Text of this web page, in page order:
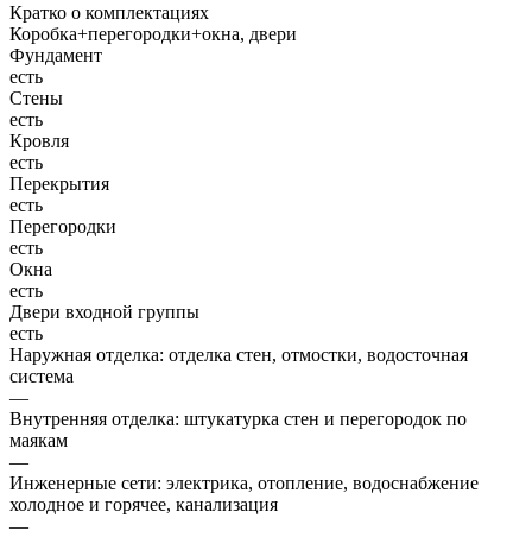
Кратко о комплектациях
Коробка+перегородки+окна, двери
Фундамент
есть
Стены
есть
Кровля
есть
Перекрытия
есть
Перегородки
есть
Окна
есть
Двери входной группы
есть
Наружная отделка: отделка стен, отмостки, водосточная
система
—
Внутренняя отделка: штукатурка стен и перегородок по
маякам
—
Инженерные сети: электрика, отопление, водоснабжение
холодное и горячее, канализация
—